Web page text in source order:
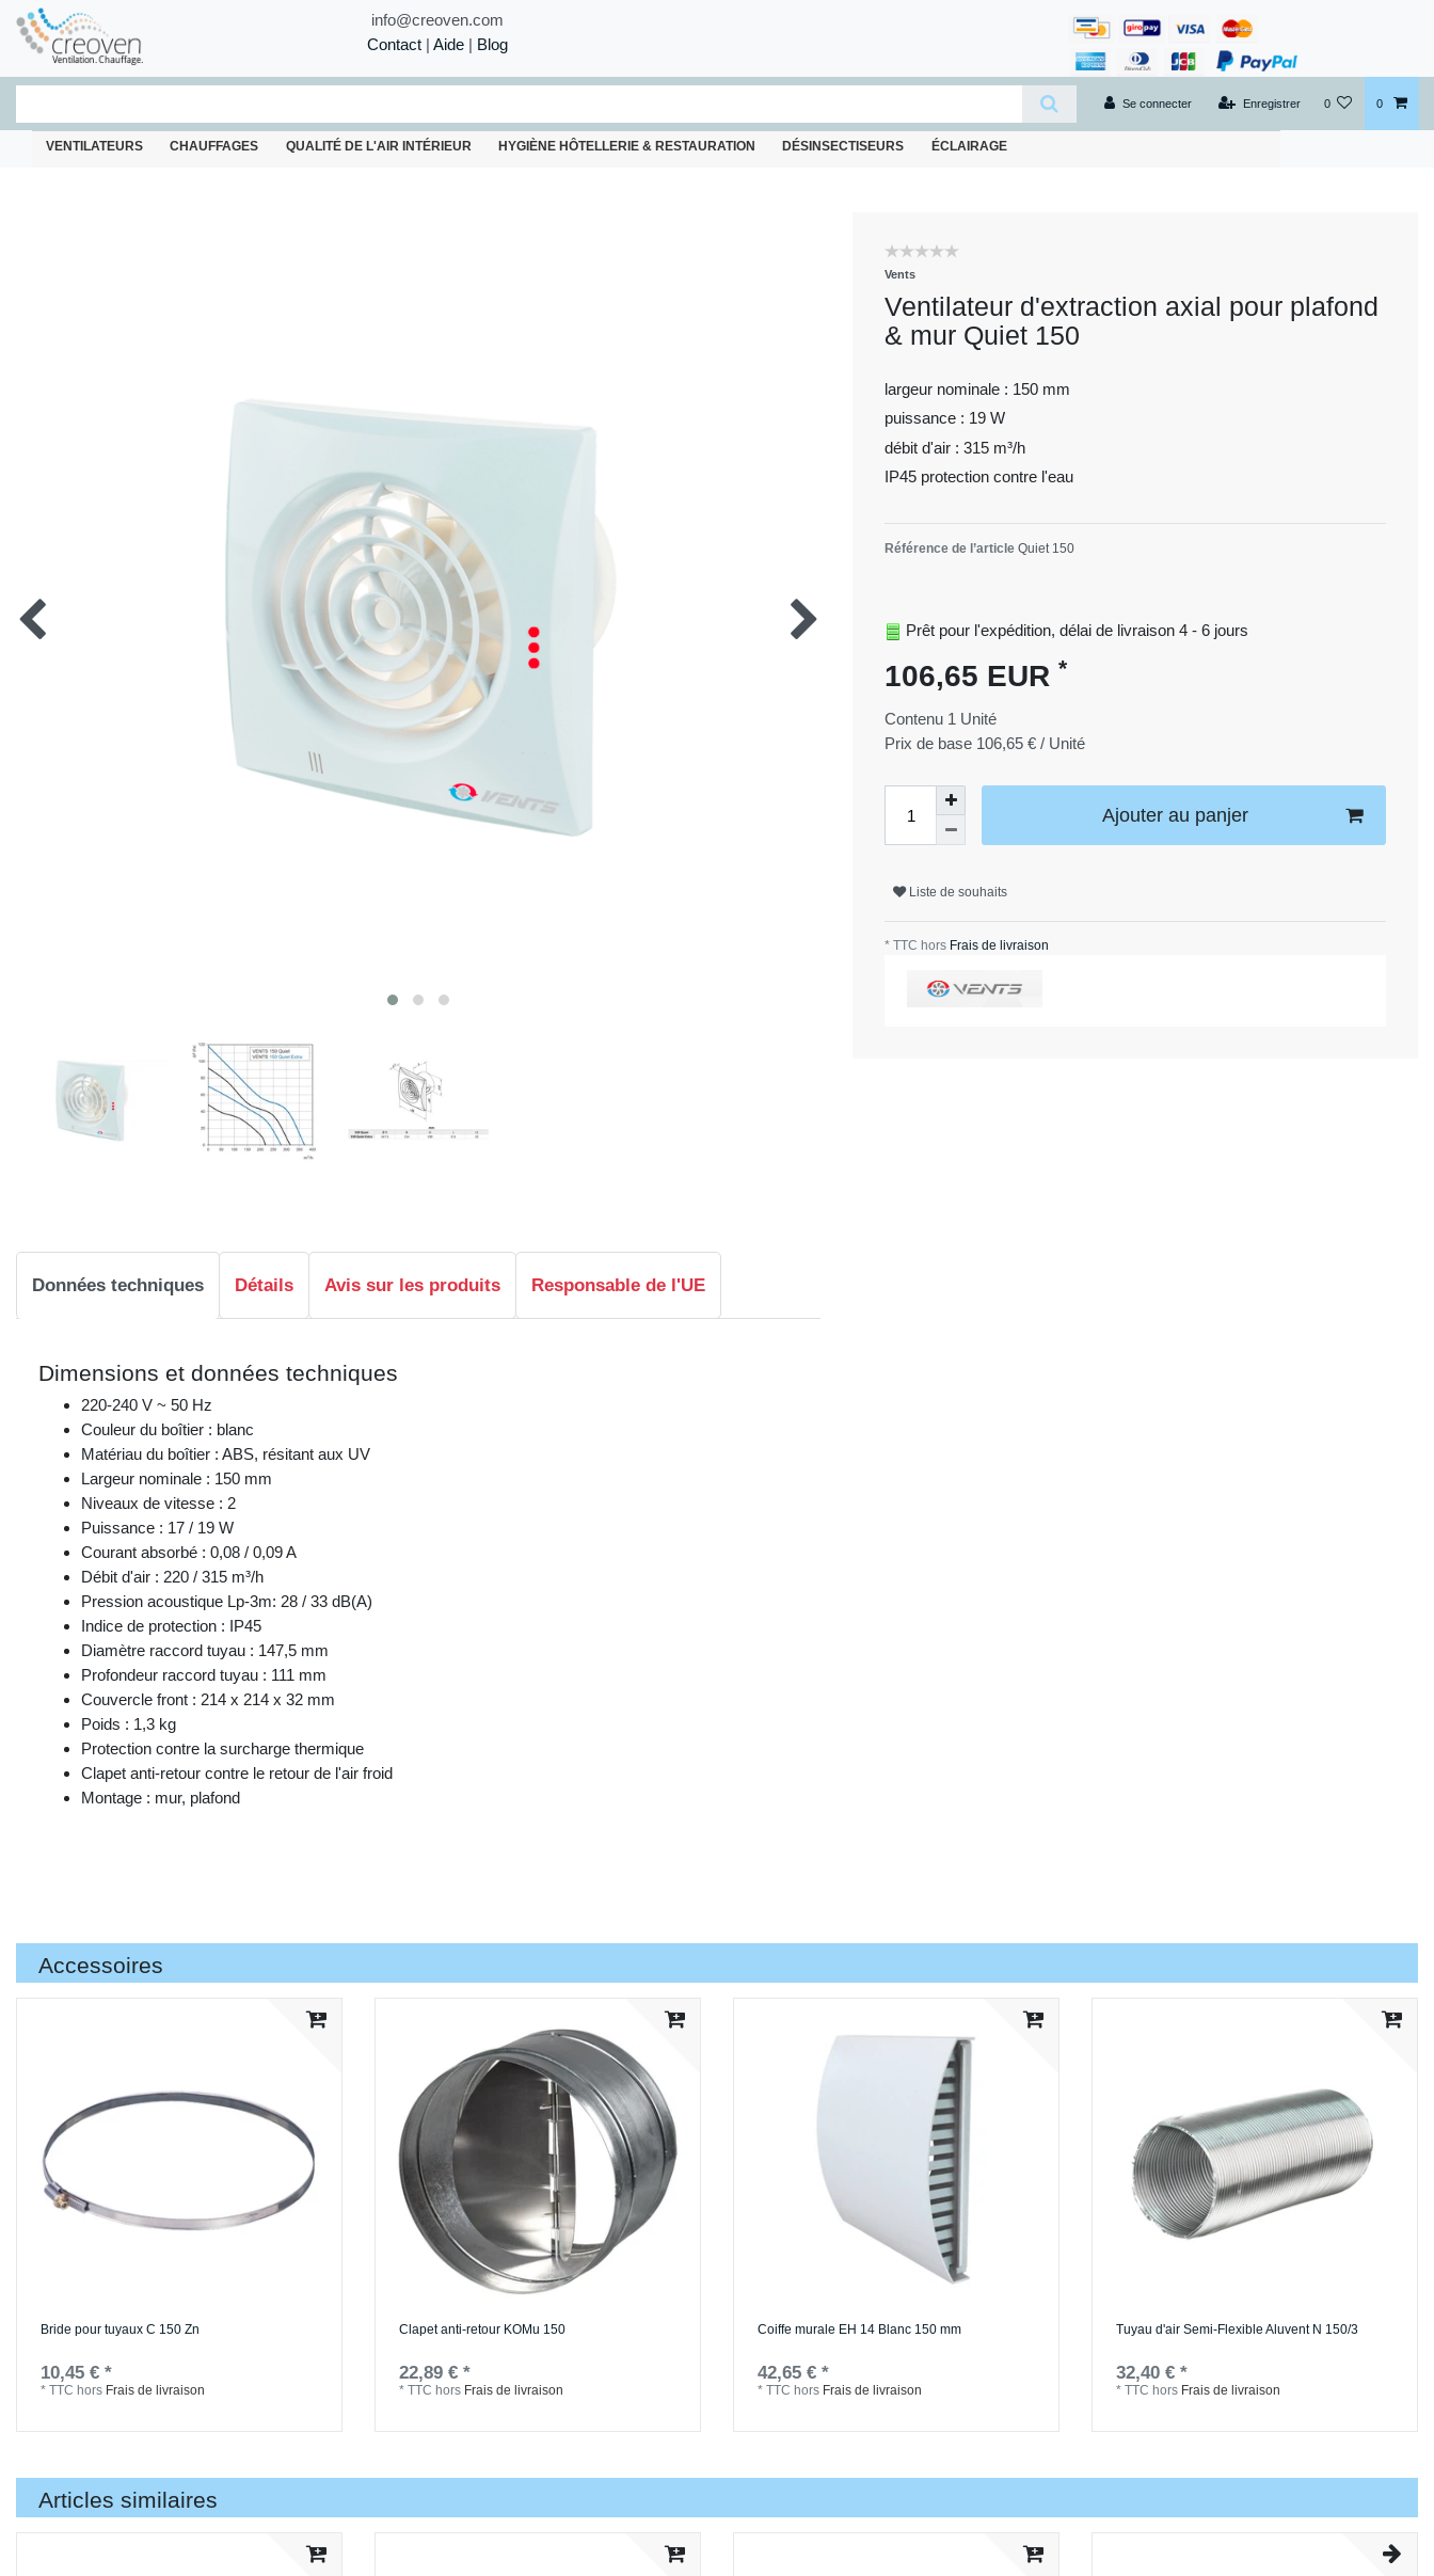
info@creoven.com
Contact| Aide| Blog
Se connecter Enregistrer 0 0
VENTILATEURS CHAUFFAGES QUALITÉ DE L'AIR INTÉRIEUR HYGIÈNE HÔTELLERIE & RESTAURATION DÉSINSECTISEURS ÉCLAIRAGE
Vents
Ventilateur d'extraction axial pour plafond
& mur Quiet 150
largeur nominale : 150 mm
puissance : 19 W
débit d'air : 315 m³/h
IP45 protection contre l'eau
Référence de l’article Quiet 150
Prêt pour l'expédition, délai de livraison 4 - 6 jours
106,65 EUR *
Contenu 1 Unité
Prix de base 106,65 € / Unité
Ajouter au panjer
Liste de souhaits
* TTC hors Frais de livraison
Données techniques Détails Avis sur les produits Responsable de l'UE
Dimensions et données techniques
220-240 V ~ 50 Hz
Couleur du boîtier : blanc
Matériau du boîtier : ABS, résitant aux UV
Largeur nominale : 150 mm
Niveaux de vitesse : 2
Puissance : 17 / 19 W
Courant absorbé : 0,08 / 0,09 A
Débit d'air : 220 / 315 m³/h
Pression acoustique Lp-3m: 28 / 33 dB(A)
Indice de protection : IP45
Diamètre raccord tuyau : 147,5 mm
Profondeur raccord tuyau : 111 mm
Couvercle front : 214 x 214 x 32 mm
Poids : 1,3 kg
Protection contre la surcharge thermique
Clapet anti-retour contre le retour de l'air froid
Montage : mur, plafond
Accessoires
Bride pour tuyaux C 150 Zn
10,45 € *
*TTC hors Frais de livraison
Clapet anti-retour KOMu 150
22,89 € *
*TTC hors Frais de livraison
Coiffe murale EH 14 Blanc 150 mm
42,65 € *
*TTC hors Frais de livraison
Tuyau d'air Semi-Flexible Aluvent N 150/3
32,40 € *
*TTC hors Frais de livraison
Articles similaires